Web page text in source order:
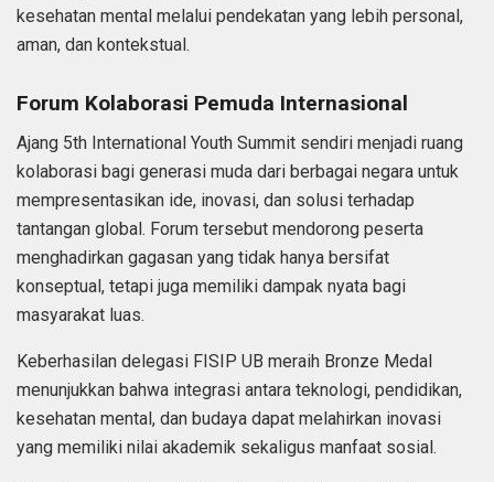
kesehatan mental melalui pendekatan yang lebih personal,
aman, dan kontekstual.
Forum Kolaborasi Pemuda Internasional
Ajang 5th International Youth Summit sendiri menjadi ruang
kolaborasi bagi generasi muda dari berbagai negara untuk
mempresentasikan ide, inovasi, dan solusi terhadap
tantangan global. Forum tersebut mendorong peserta
menghadirkan gagasan yang tidak hanya bersifat
konseptual, tetapi juga memiliki dampak nyata bagi
masyarakat luas.
Keberhasilan delegasi FISIP UB meraih Bronze Medal
menunjukkan bahwa integrasi antara teknologi, pendidikan,
kesehatan mental, dan budaya dapat melahirkan inovasi
yang memiliki nilai akademik sekaligus manfaat sosial.